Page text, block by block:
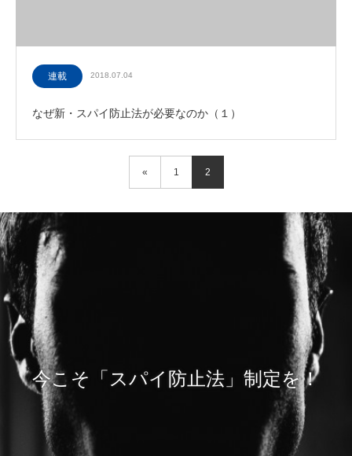
連載 2018.07.04
なぜ新・スパイ防止法が必要なのか（１）
« 1 2
今こそ「スパイ防止法」制定を！